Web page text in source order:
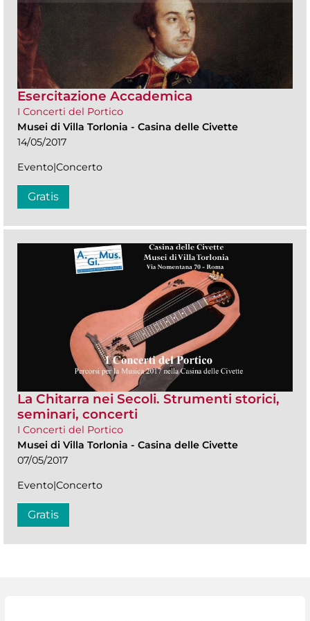
Esercitazione Accademica
I Concerti del Portico
Musei di Villa Torlonia - Casina delle Civette
14/05/2017
Evento|Concerto
Gratis
La Chitarra nei Secoli. Strumenti storici,
seminari, concerti
I Concerti del Portico
Musei di Villa Torlonia - Casina delle Civette
07/05/2017
Evento|Concerto
Gratis